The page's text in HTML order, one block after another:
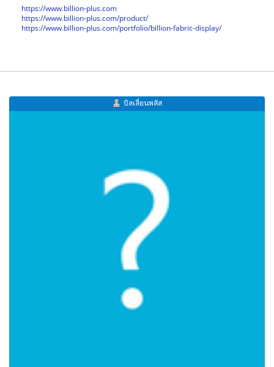
https://www.billion-plus.com
https://www.billion-plus.com/product/
https://www.billion-plus.com/portfolio/billion-fabric-display/
บิลเลี่ยนพลัส